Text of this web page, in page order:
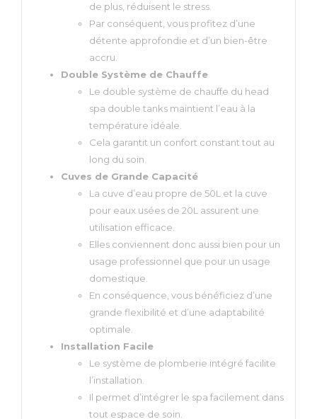
de plus, réduisent le stress.
Par conséquent, vous profitez d’une
détente approfondie et d’un bien-être
accru.
Double Système de Chauffe
Le double système de chauffe du head
spa double tanks maintient l’eau à la
température idéale.
Cela garantit un confort constant tout au
long du soin.
Cuves de Grande Capacité
La cuve d’eau propre de 50L et la cuve
pour eaux usées de 20L assurent une
utilisation efficace.
Elles conviennent donc aussi bien pour un
usage professionnel que pour un usage
domestique.
En conséquence, vous bénéficiez d’une
grande flexibilité et d’une adaptabilité
optimale.
Installation Facile
Le système de plomberie intégré facilite
l’installation.
Il permet d’intégrer le spa facilement dans
tout espace de soin.